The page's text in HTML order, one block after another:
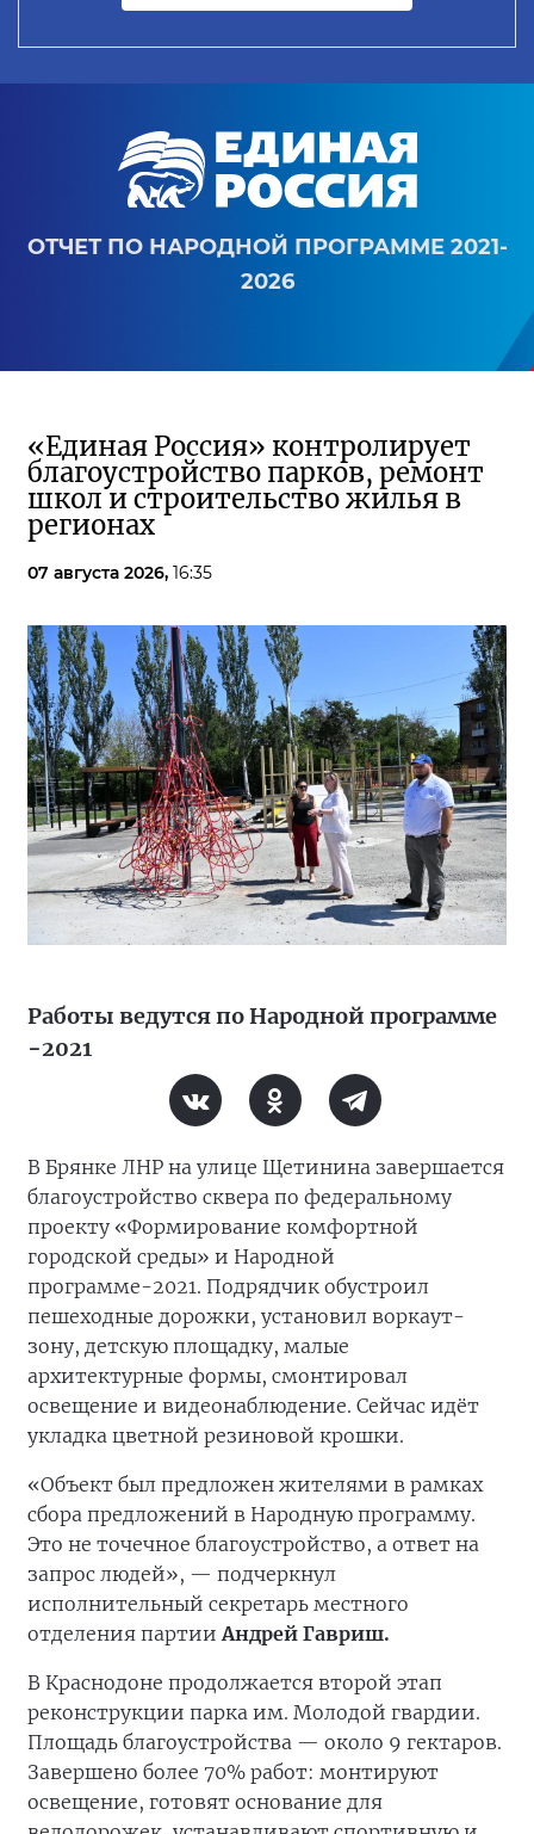
ОТЧЕТ ПО НАРОДНОЙ ПРОГРАММЕ 2021-
2026
«Единая Россия» контролирует
благоустройство парков, ремонт
школ и строительство жилья в
регионах
07 августа 2026, 16:35
Работы ведутся по Народной программе
−2021
В Брянке ЛНР на улице Щетинина завершается
благоустройство сквера по федеральному
проекту «Формирование комфортной
городской среды» и Народной
программе-2021. Подрядчик обустроил
пешеходные дорожки, установил воркаут-
зону, детскую площадку, малые
архитектурные формы, смонтировал
освещение и видеонаблюдение. Сейчас идёт
укладка цветной резиновой крошки.
«Объект был предложен жителями в рамках
сбора предложений в Народную программу.
Это не точечное благоустройство, а ответ на
запрос людей», — подчеркнул
исполнительный секретарь местного
отделения партииАндрей Гавриш.
В Краснодоне продолжается второй этап
реконструкции парка им. Молодой гвардии.
Площадь благоустройства — около 9 гектаров.
Завершено более 70% работ: монтируют
освещение, готовят основание для